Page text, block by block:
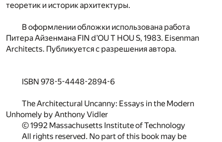
теоретик и историк архитектуры.
В оформлении обложки использована работа
Питера Айзенмана FIN d’OU T HOU S, 1983. Eisenman
Architects. Публикуется с разрешения автора.
ISBN 978-5-4448-2894-6
The Architectural Uncanny: Essays in the Modern
Unhomely by Anthony Vidler
© 1992 Massachusetts Institute of Technology
All rights reserved. No part of this book may be